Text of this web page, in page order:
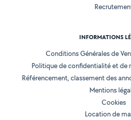
INFORMATIONS
Conditions Générales de
Politique de confidentialité et de
Référencement, classement des
Mentions
Cookies
Location de